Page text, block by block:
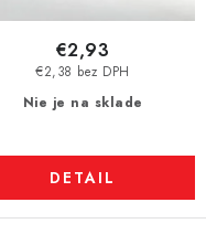
Nie je na sklade
€2,38 bez DPH
€2,93
DETAIL